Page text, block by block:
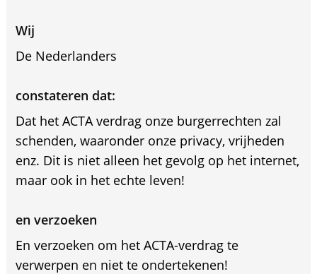
Wij
De Nederlanders
constateren dat:
Dat het ACTA verdrag onze burgerrechten zal
schenden, waaronder onze privacy, vrijheden
enz. Dit is niet alleen het gevolg op het internet,
maar ook in het echte leven!
en verzoeken
En verzoeken om het ACTA-verdrag te
verwerpen en niet te ondertekenen!